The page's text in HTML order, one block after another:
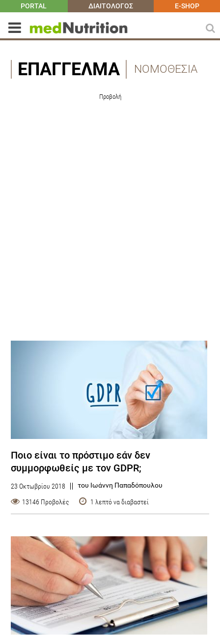
PORTAL ΔΙΑΙΤΟΛΟΓΟΣ E-SHOP
ΕΠΆΓΓΕΛΜΑ ΝΟΜΟΘΕΣΙΑ
Προβολή
Ποιο είναι το πρόστιμο εάν δεν
συμμορφωθείς με τον GDPR;
23 Οκτωβρίου 2018 του Ιωάννη Παπαδόπουλου
13146 Προβολές 1 λεπτό να διαβαστεί